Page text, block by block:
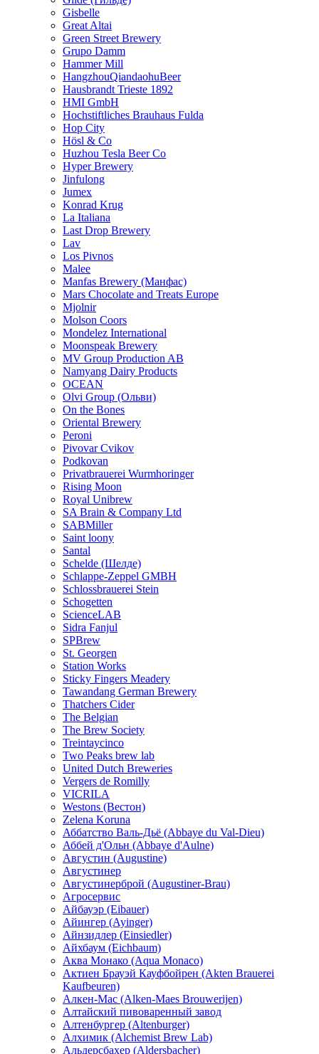
Gisbelle
Great Altai
Green Street Brewery
Grupo Damm
Hammer Mill
HangzhouQiandaohuBeer
Hausbrandt Trieste 1892
HMI GmbH
Hochstiftliches Brauhaus Fulda
Hop City
Hösl & Co
Huzhou Tesla Beer Co
Hyper Brewery
Jinfulong
Jumex
Konrad Krug
La Italiana
Last Drop Brewery
Lav
Los Pivnos
Malee
Manfas Brewery (Манфас)
Mars Chocolate and Treats Europe
Mjolnir
Molson Coors
Mondelez International
Moonspeak Brewery
MV Group Production AB
Namyang Dairy Products
OCEAN
Olvi Group (Ольви)
On the Bones
Oriental Brewery
Peroni
Pivovar Cvikov
Podkovan
Privatbrauerei Wurmhoringer
Rising Moon
Royal Unibrew
SA Brain & Company Ltd
SABMiller
Saint loony
Santal
Schelde (Шелде)
Schlappe-Zeppel GMBH
Schlossbrauerei Stein
Schogetten
ScienceLAB
Sidra Fanjul
SPBrew
St. Georgen
Station Works
Sticky Fingers Meadery
Tawandang German Brewery
Thatchers Cider
The Belgian
The Brew Society
Treintaycinco
Two Peaks brew lab
United Dutch Breweries
Vergers de Romilly
VICRILA
Westons (Вестон)
Zelena Koruna
Аббатство Валь-Дьё (Abbaye du Val-Dieu)
Аббей д'Ольн (Abbaye d'Aulne)
Августин (Augustine)
Августинер
Августинерброй (Augustiner-Brau)
Агросервис
Айбауэр (Eibauer)
Айингер (Ayinger)
Айнзидлер (Einsiedler)
Айхбаум (Eichbaum)
Аква Монако (Aqua Monaco)
Актиен Брауэй Кауфбойрен (Akten Brauerei
Kaufbeuren)
Алкен-Мас (Alken-Maes Brouwerijen)
Алтайский пивоваренный завод
Алтенбургер (Altenburger)
Алхимик (Alchemist Brew Lab)
Альдерсбахер (Aldersbacher)